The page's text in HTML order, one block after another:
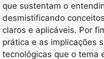
que sustentam o
desmistificando
claros e aplicáveis. Por
prática e as implicações
tecnológicas que o tema